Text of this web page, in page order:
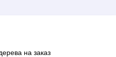
на заказ